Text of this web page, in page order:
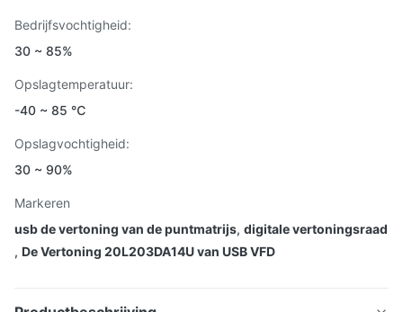
Bedrijfsvochtigheid:
30 ~ 85%
Opslagtemperatuur:
-40 ~ 85 ℃
Opslagvochtigheid:
30 ~ 90%
Markeren
usb de vertoning van de puntmatrijs, digitale vertoningsraad
, De Vertoning 20L203DA14U van USB VFD